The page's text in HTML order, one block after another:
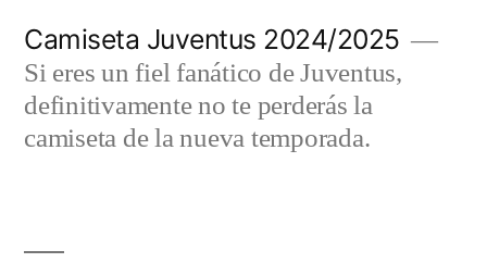
contenido
Camiseta Juventus 2024/2025
Si eres un fiel fanático de Juventus,
definitivamente no te perderás la
camiseta de la nueva temporada.